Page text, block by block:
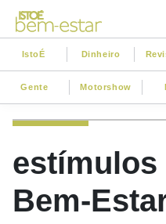
IstoÉ Dinheiro
Gente Motorshow
estímulos
Bem-